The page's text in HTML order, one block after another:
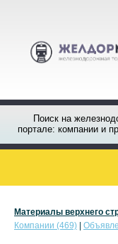
Поиск на
портале: компании и
Материалы верхнего
Компании (469)